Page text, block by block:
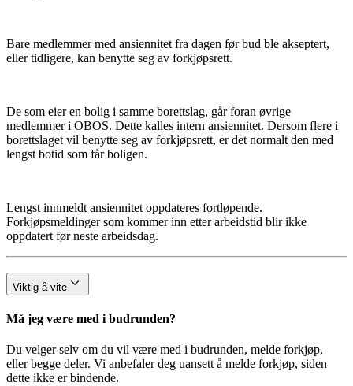
Bare medlemmer med ansiennitet fra dagen før bud ble akseptert,
eller tidligere, kan benytte seg av forkjøpsrett.
De som eier en bolig i samme borettslag, går foran øvrige
medlemmer i OBOS. Dette kalles intern ansiennitet. Dersom flere i
borettslaget vil benytte seg av forkjøpsrett, er det normalt den med
lengst botid som får boligen.
Lengst innmeldt ansiennitet oppdateres fortløpende.
Forkjøpsmeldinger som kommer inn etter arbeidstid blir ikke
oppdatert før neste arbeidsdag.
Viktig å vite
Må jeg være med i budrunden?
Du velger selv om du vil være med i budrunden, melde forkjøp,
eller begge deler. Vi anbefaler deg uansett å melde forkjøp, siden
dette ikke er bindende.